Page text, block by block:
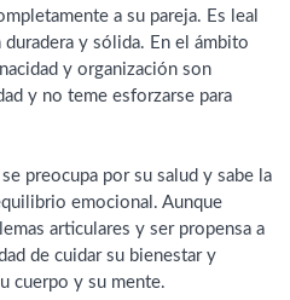
a su pareja. Es leal
y sólida. En el ámbito
y organización son
y no teme esforzarse para
preocupa por su salud y sabe la
emocional. Aunque
articulares y ser propensa a
de cuidar su bienestar y
cuerpo y su mente.